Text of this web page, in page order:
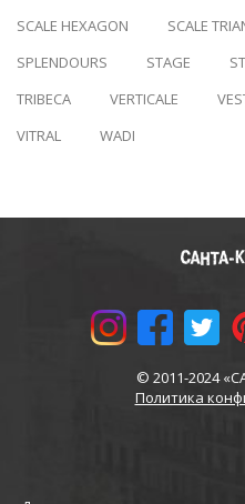
SCALE HEXAGON
SCALE
SPLENDOURS
STAGE
TRIBECA
VERTICALE
VITRAL
WADI
© 2011-2024
Политика